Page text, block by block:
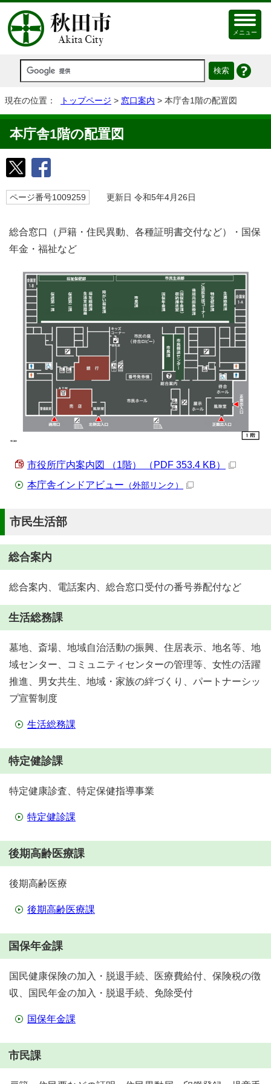
メニュー
現在の位置： トップページ > 窓口案内 > 本庁舎1階の配置図
本庁舎1階の配置図
ページ番号1009259 更新日 令和5年4月26日
総合窓口（戸籍・住民異動、各種証明書交付など）・国保
年金・福祉など
市役所庁内案内図 （1階） （PDF 353.4 KB）
本庁舎インドアビュー （外部リンク）
市民生活部
総合案内
総合案内、電話案内、総合窓口受付の番号券配付など
生活総務課
墓地、斎場、地域自治活動の振興、住居表示、地名等、地
域センター、コミュニティセンターの管理等、女性の活躍
推進、男女共生、地域・家族の絆づくり、パートナーシッ
プ宣誓制度
生活総務課
特定健診課
特定健康診査、特定保健指導事業
特定健診課
後期高齢医療課
後期高齢医療
後期高齢医療課
国保年金課
国民健康保険の加入・脱退手続、医療費給付、保険税の徴
収、国民年金の加入・脱退手続、免除受付
国保年金課
市民課